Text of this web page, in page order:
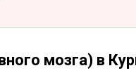
мозга) в